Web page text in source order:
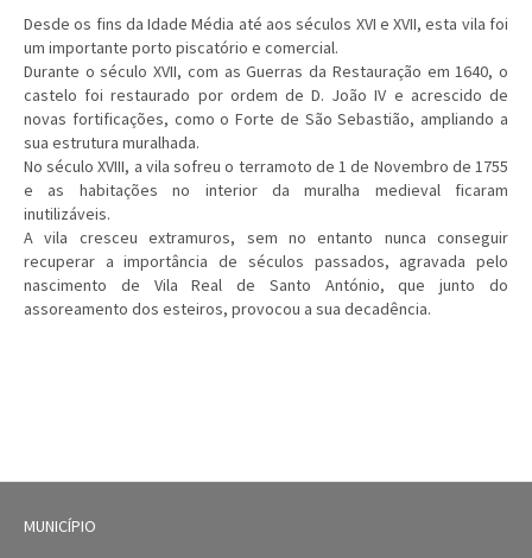
Desde os fins da Idade Média até aos séculos XVI e XVII, esta vila foi
um importante porto piscatório e comercial.
Durante o século XVII, com as Guerras da Restauração em 1640, o
castelo foi restaurado por ordem de D. João IV e acrescido de
novas fortificações, como o Forte de São Sebastião, ampliando a
sua estrutura muralhada.
No século XVIII, a vila sofreu o terramoto de 1 de Novembro de 1755
e as habitações no interior da muralha medieval ficaram
inutilizáveis.
A vila cresceu extramuros, sem no entanto nunca conseguir
recuperar a importância de séculos passados, agravada pelo
nascimento de Vila Real de Santo António, que junto do
assoreamento dos esteiros, provocou a sua decadência.
MUNICÍPIO